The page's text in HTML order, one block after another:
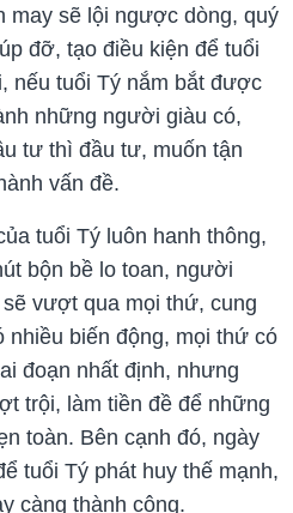
may sẽ lội ngược dòng, quý
đỡ, tạo điều kiện để tuổi
nếu tuổi Tý nắm bắt được
những người giàu có,
tư thì đầu tư, muốn tận
vấn đề.
tuổi Tý luôn hanh thông,
bộn bề lo toan, người
vượt qua mọi thứ, cung
nhiều biến động, mọi thứ có
đoạn nhất định, nhưng
trội, làm tiền đề để những
toàn. Bên cạnh đó, ngày
tuổi Tý phát huy thế mạnh,
càng thành công.